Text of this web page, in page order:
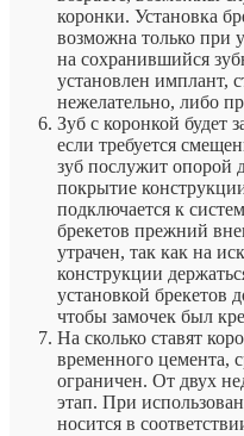
коронки. Установка
возможна только при
на сохранившийся
установлен имплант,
нежелательно, либо
Зуб с коронкой будет
если требуется
зуб послужит опорой
покрытие
подключается к
брекетов прежний
утрачен, так как на
конструкции
установкой брекетов
чтобы замочек был
На сколько ставят
временного цемента,
ограничен. От двух
этап. При
носится в